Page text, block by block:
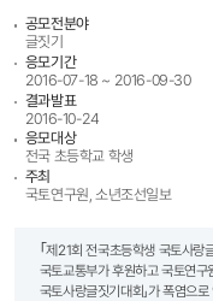
공모전분야
글짓기
응모기간
2016-07-18 ~ 2016-09-30
결과발표
2016-10-24
응모대상
전국 초등학교 학생
주최
국토연구원, 소년조선일보
｢제21회 전국초등학생 국토사랑글짓
국토교통부가 후원하고 국토연구
국토사랑글짓기대회」가 폭염으